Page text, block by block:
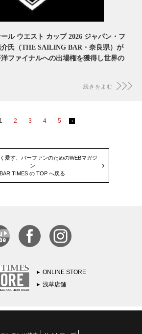
ール ウエスト カップ 2026 ジャパン・フ
介氏（THE SAILING BAR・奈良県）が
ファイナルへの出場権を獲得し世界の
続きをよむ
1 2 3 4 5
愛す、バーファンのためのWEBマガジ
ン
BAR TIMES の TOP へ戻る
ONLINE STORE
浅草店舗